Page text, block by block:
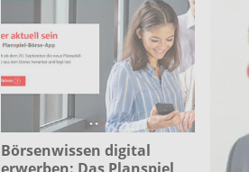
Börsenwissen digital